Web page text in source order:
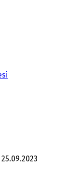
25.09.2023